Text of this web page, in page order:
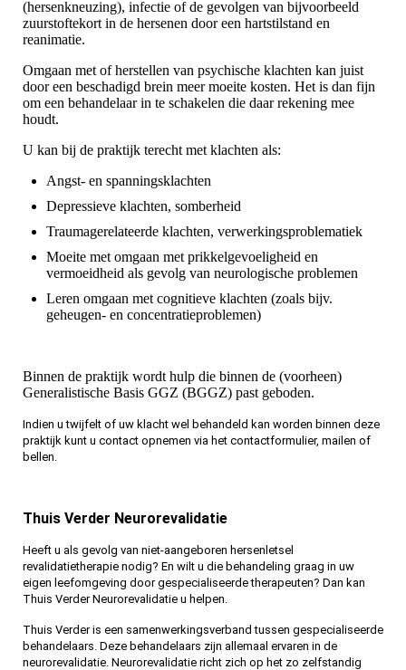
(hersenkneuzing), infectie of de gevolgen van bijvoorbeeld
zuurstoftekort in de hersenen door een hartstilstand en
reanimatie.
Omgaan met of herstellen van psychische klachten kan juist
door een beschadigd brein meer moeite kosten. Het is dan fijn
om een behandelaar in te schakelen die daar rekening mee
houdt.
U kan bij de praktijk terecht met klachten als:
Angst- en spanningsklachten
Depressieve klachten, somberheid
Traumagerelateerde klachten, verwerkingsproblematiek
Moeite met omgaan met prikkelgevoeligheid en
vermoeidheid als gevolg van neurologische problemen
Leren omgaan met cognitieve klachten (zoals bijv.
geheugen- en concentratieproblemen)
Binnen de praktijk wordt hulp die binnen de (voorheen)
Generalistische Basis GGZ (BGGZ) past geboden.
Indien u twijfelt of uw klacht wel behandeld kan worden binnen deze
praktijk kunt u contact opnemen via het contactformulier, mailen of
bellen.
Thuis Verder Neurorevalidatie
Heeft u als gevolg van niet-aangeboren hersenletsel
revalidatietherapie nodig? En wilt u die behandeling graag in uw
eigen leefomgeving door gespecialiseerde therapeuten? Dan kan
Thuis Verder Neurorevalidatie u helpen.
Thuis Verder is een samenwerkingsverband tussen gespecialiseerde
behandelaars. Deze behandelaars zijn allemaal ervaren in de
neurorevalidatie. Neurorevalidatie richt zich op het zo zelfstandig